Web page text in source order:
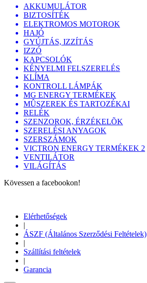
AKKUMULÁTOR
BIZTOSÍTÉK
ELEKTROMOS MOTOROK
HAJÓ
GYÚJTÁS, IZZÍTÁS
IZZÓ
KAPCSOLÓK
KÉNYELMI FELSZERELÉS
KLÍMA
KONTROLL LÁMPÁK
MG ENERGY TERMÉKEK
MÛSZEREK ÉS TARTOZÉKAI
RELÉK
SZENZOROK, ÉRZÉKELÕK
SZERELÉSI ANYAGOK
SZERSZÁMOK
VICTRON ENERGY TERMÉKEK 2
VENTILÁTOR
VILÁGÍTÁS
Kövessen a facebookon!
Elérhetőségek
|
ÁSZF (Általános Szerződési Feltételek)
|
Szállítási feltételek
|
Garancia